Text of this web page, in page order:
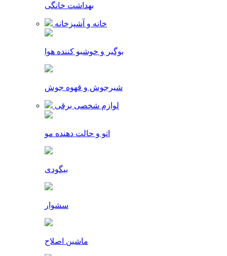
بهداشت خانگی
خانه و آشپزخانه
بوگیر و خوشبو کننده هوا
شیرجوش و قهوه جوش
لوازم شخصی برقی
اتو و حالت دهنده مو
بیگودی
سشوار
ماشین اصلاح